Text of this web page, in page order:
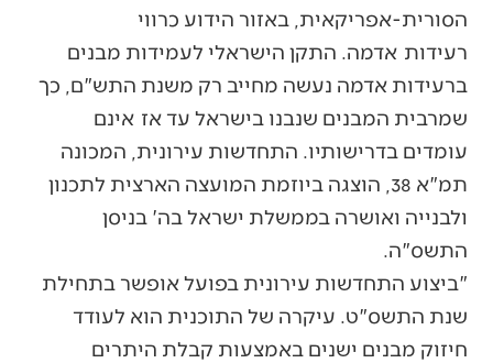
הסורית-אפריקאית, באזור הידוע כרווי
רעידות אדמה. התקן הישראלי לעמידות מבנים
ברעידות אדמה נעשה מחייב רק משנת התש"ם, כך
שמרבית המבנים שנבנו בישראל עד אז אינם
עומדים בדרישותיו. התחדשות עירונית, המכונה
תמ"א 38, הוצגה ביוזמת המועצה הארצית לתכנון
ולבנייה ואושרה בממשלת ישראל בה' בניסן
התשס"ה.
"ביצוע התחדשות עירונית בפועל אופשר בתחילת
שנת התשס"ט. עיקרה של התוכנית הוא לעודד
חיזוק מבנים ישנים באמצעות קבלת היתרים